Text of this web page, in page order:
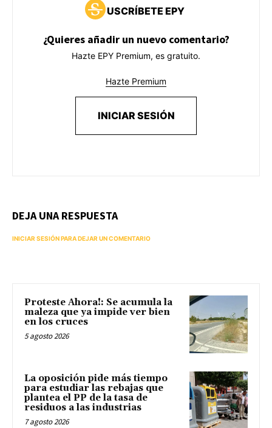
USCRÍBETE EPY
¿Quieres añadir un nuevo comentario?
Hazte EPY Premium, es gratuito.
Hazte Premium
INICIAR SESIÓN
DEJA UNA RESPUESTA
INICIAR SESIÓN PARA DEJAR UN COMENTARIO
Proteste Ahora!: Se acumula la
maleza que ya impide ver bien
en los cruces
5 agosto 2026
La oposición pide más tiempo
para estudiar las rebajas que
plantea el PP de la tasa de
residuos a las industrias
7 agosto 2026